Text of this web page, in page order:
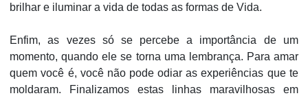
brilhar e iluminar a vida de todas as formas de Vida.
Enfim, as vezes só se percebe a importância de um
momento, quando ele se torna uma lembrança. Para amar
quem você é, você não pode odiar as experiências que te
moldaram. Finalizamos estas linhas maravilhosas em